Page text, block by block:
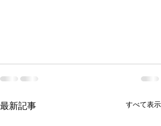
最新記事 すべて表示